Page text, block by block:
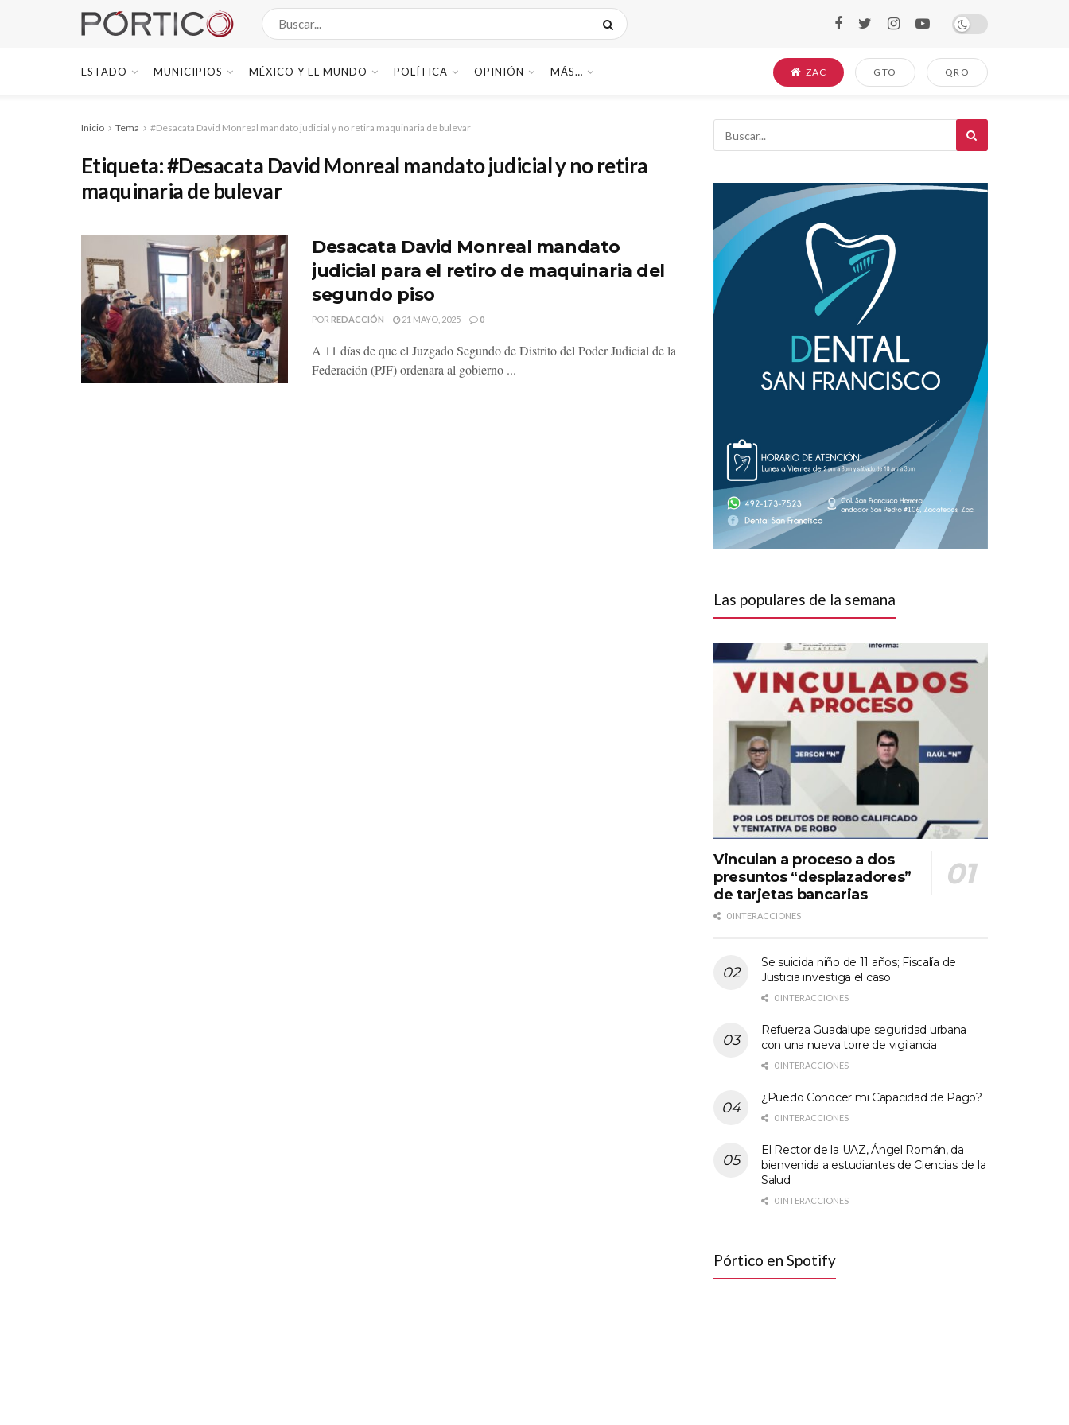
ESTADO MUNICIPIOS MÉXICO Y EL MUNDO POLÍTICA OPINIÓN MÁS… ZAC GTO QRO
Inicio Tema #Desacata David Monreal mandato judicial y no retira maquinaria de bulevar
Etiqueta:#Desacata David Monreal mandato judicial y no retira
maquinaria de bulevar
Desacata David Monreal mandato
judicial para el retiro de maquinaria del
segundo piso
POR REDACCIÓN 21 MAYO, 2025 0
A 11 días de que el Juzgado Segundo de Distrito del Poder Judicial de la
Federación (PJF) ordenara al gobierno ...
Las populares de la semana
Vinculan a proceso a dos
presuntos “desplazadores”
de tarjetas bancarias
0 INTERACCIONES
Se suicida niño de 11 años; Fiscalía de
Justicia investiga el caso
0 INTERACCIONES
Refuerza Guadalupe seguridad urbana
con una nueva torre de vigilancia
0 INTERACCIONES
¿Puedo Conocer mi Capacidad de Pago?
0 INTERACCIONES
El Rector de la UAZ, Ángel Román, da
bienvenida a estudiantes de Ciencias de la
Salud
0 INTERACCIONES
Pórtico en Spotify